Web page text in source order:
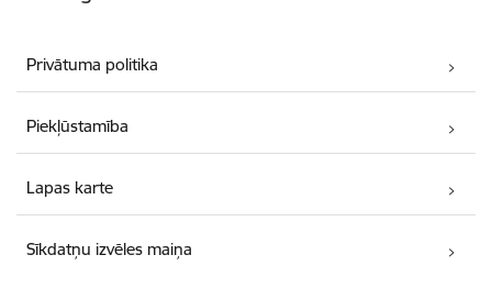
Privātuma politika
Piekļūstamība
Lapas karte
Sīkdatņu izvēles maiņa